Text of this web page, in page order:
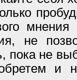
не
пока не
и